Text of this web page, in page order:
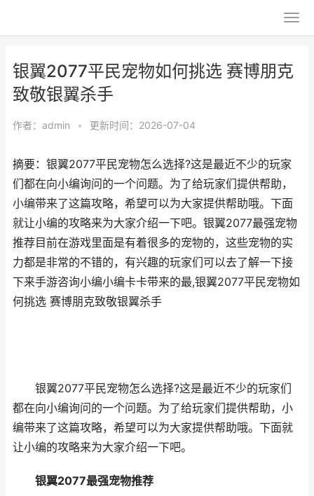
银翼2077平民宠物如何挑选 赛博朋克
致敬银翼杀手
作者： admin • 更新时间：2026-07-04
摘要：银翼2077平民宠物怎么选择?这是最近不少的玩家
们都在向小编询问的一个问题。为了给玩家们提供帮助，
小编带来了这篇攻略，希望可以为大家提供帮助哦。下面
就让小编的攻略来为大家介绍一下吧。银翼2077最强宠物
推荐目前在游戏里面是有着很多的宠物的，这些宠物的实
力都是非常的不错的，有兴趣的玩家们可以去了解一下接
下来手游咨询小编小编卡卡带来的最,银翼2077平民宠物如
何挑选 赛博朋克致敬银翼杀手
银翼2077平民宠物怎么选择?这是最近不少的玩家们
都在向小编询问的一个问题。为了给玩家们提供帮助，小
编带来了这篇攻略，希望可以为大家提供帮助哦。下面就
让小编的攻略来为大家介绍一下吧。
银翼2077最强宠物推荐